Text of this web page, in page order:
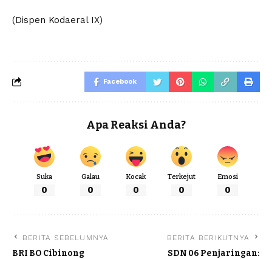
(Dispen Kodaeral IX)
Facebook
Apa Reaksi Anda?
Suka
0
Galau
0
Kocak
0
Terkejut
0
Emosi
0
BERITA SEBELUMNYA
BRI BO Cibinong
BERITA BERIKUTNYA
SDN 06 Penjaringan: